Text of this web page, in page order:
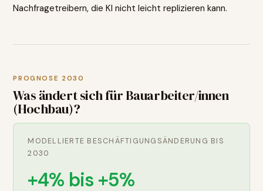
Nachfragetreibern, die KI nicht leicht replizieren kann.
PROGNOSE 2030
Was ändert sich für Bauarbeiter/innen
(Hochbau)?
MODELLIERTE BESCHÄFTIGUNGSÄNDERUNG BIS
2030
+4% bis +5%